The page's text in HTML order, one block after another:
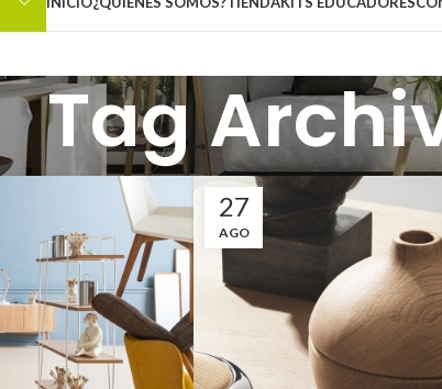
Tag
27
AGO